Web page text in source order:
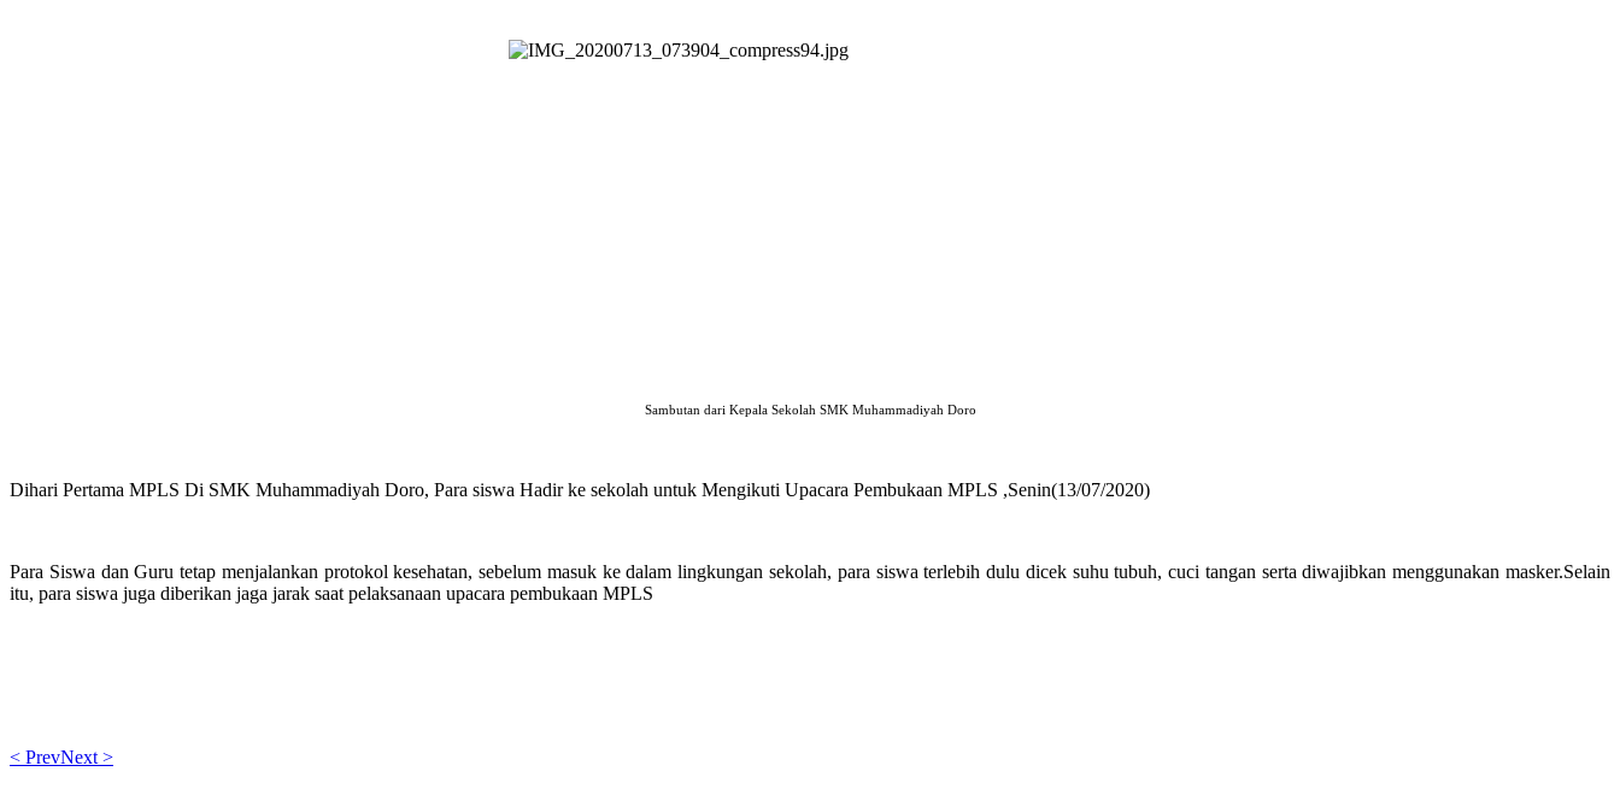
Sambutan dari Kepala Sekolah SMK Muhammadiyah Doro
Dihari Pertama MPLS Di SMK Muhammadiyah Doro, Para siswa Hadir ke sekolah untuk Mengikuti Upacara Pembukaan MPLS ,Senin(13/07/2020)
Para Siswa dan Guru tetap menjalankan protokol kesehatan, sebelum masuk ke dalam lingkungan sekolah, para siswa terlebih dulu dicek suhu tubuh, cuci tangan serta diwajibkan menggunakan masker.Selain
itu, para siswa juga diberikan jaga jarak saat pelaksanaan upacara pembukaan MPLS
< PrevNext >